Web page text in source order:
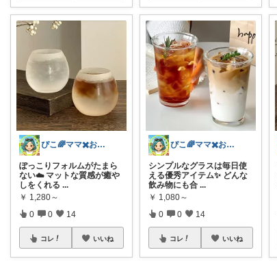
ぴこ🌈ママ✖️お洒落✖️お得
ぽっこりフォルムがたまら
ない☁️ マットな質感が癒や
しをくれる ...
￥ 1,280～
0 0 14
コレ いいね
ぴこ🌈ママ✖️お洒落✖️お得
シンプルなグラスは毎日使
える優秀アイテム✨ どんな
飲み物にも合 ...
￥ 1,080～
0 0 14
コレ いいね